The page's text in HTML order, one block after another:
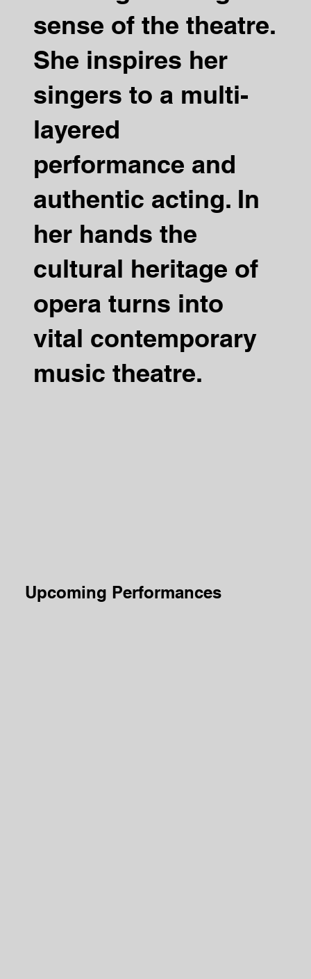
sense of the theatre.
She inspires her
singers to a multi-
layered
performance and
authentic acting. In
her hands the
cultural heritage of
opera turns into
vital contemporary
music theatre.
Upcoming Performances